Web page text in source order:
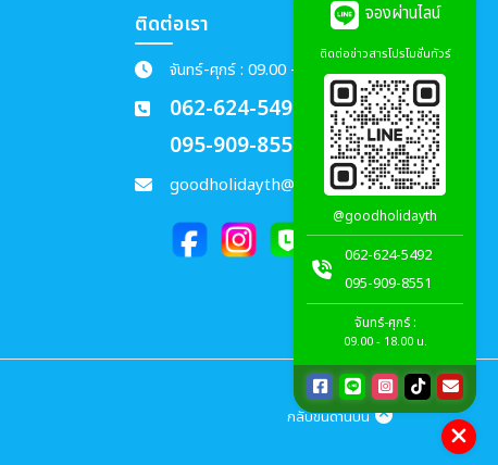
ติดต่อเรา
จันทร์-ศุกร์ : 09.00 - 18.00 น.
062-624-5492
095-909-8551
goodholidayth@gmail.com
กลับขึ้นด้านบน
จองผ่านไลน์
ติดต่อข่าวสารโปรโมชั่นทัวร์
@goodholidayth
062-624-5492
095-909-8551
จันทร์-ศุกร์ :
09.00 - 18.00 น.